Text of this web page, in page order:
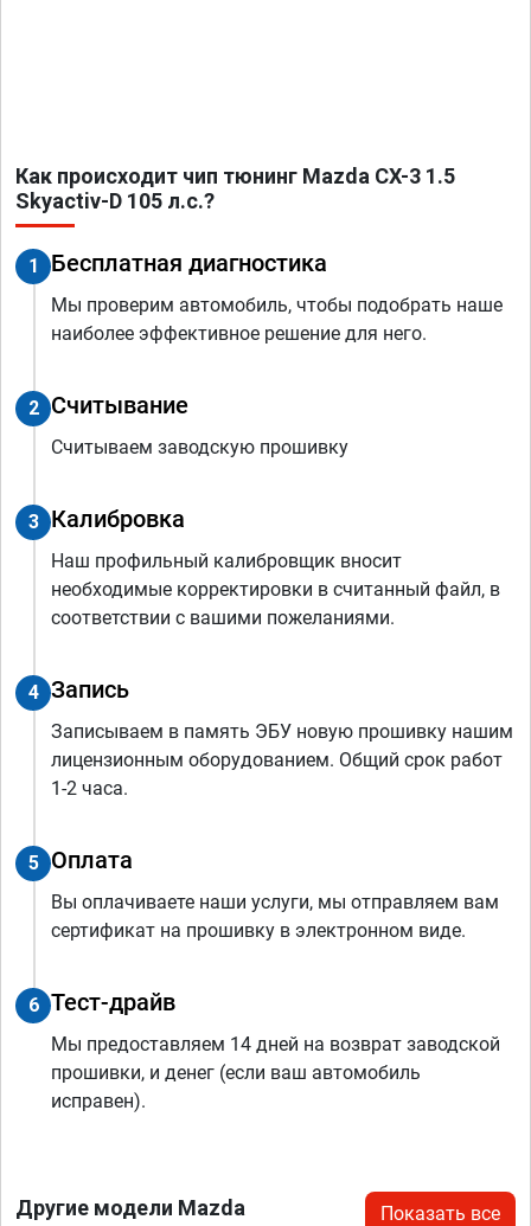
Как происходит чип тюнинг Mazda CX-3 1.5
Skyactiv-D 105 л.с.?
1 Бесплатная диагностика
Мы проверим автомобиль, чтобы подобрать наше
наиболее эффективное решение для него.
2 Считывание
Считываем заводскую прошивку
3 Калибровка
Наш профильный калибровщик вносит
необходимые корректировки в считанный файл, в
соответствии с вашими пожеланиями.
4 Запись
Записываем в память ЭБУ новую прошивку нашим
лицензионным оборудованием. Общий срок работ
1-2 часа.
5 Оплата
Вы оплачиваете наши услуги, мы отправляем вам
сертификат на прошивку в электронном виде.
6 Тест-драйв
Мы предоставляем 14 дней на возврат заводской
прошивки, и денег (если ваш автомобиль
исправен).
Другие модели Mazda Показать все